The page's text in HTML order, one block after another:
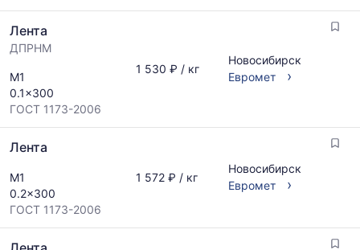
Лента
ДПРНМ
М1
0.1x300
ГОСТ 1173-2006
1 530 ₽ / кг
Новосибирск
Евромет
›
Лента
М1
0.2x300
ГОСТ 1173-2006
1 572 ₽ / кг
Новосибирск
Евромет
›